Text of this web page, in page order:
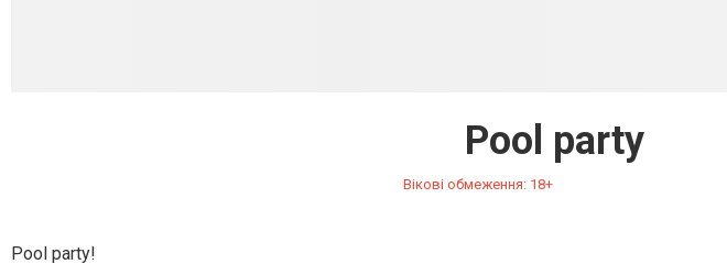
Pool party
Вікові обмеження: 18+
Pool party!